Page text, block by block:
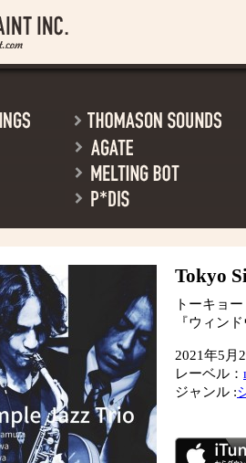
Tokyo
トーキョ
『ウィン
2021年5月
レーベル：
ジャンル :